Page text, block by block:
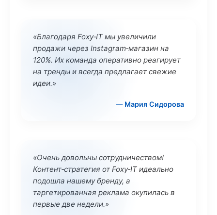
«Благодаря Foxy‑IT мы увеличили
продажи через Instagram‑магазин на
120%. Их команда оперативно реагирует
на тренды и всегда предлагает свежие
идеи.»
— Мария Сидорова
«Очень довольны сотрудничеством!
Контент‑стратегия от Foxy‑IT идеально
подошла нашему бренду, а
таргетированная реклама окупилась в
первые две недели.»